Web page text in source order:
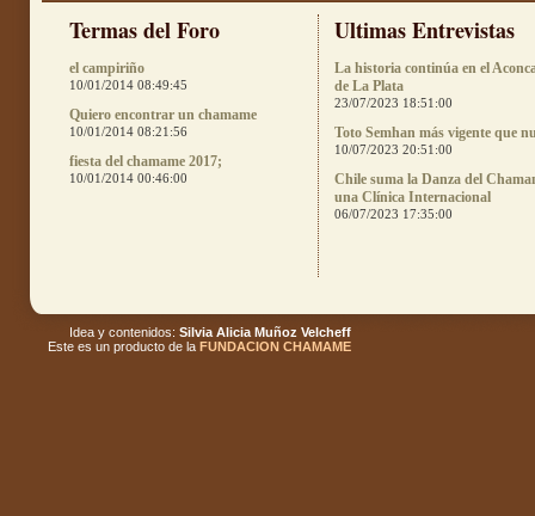
Termas del Foro
el campiriño
10/01/2014 08:49:45
Quiero encontrar un chamame
10/01/2014 08:21:56
fiesta del chamame 2017;
10/01/2014 00:46:00
Ultimas Entrevistas
La historia continúa en el
de La Plata
23/07/2023 18:51:00
Toto Semhan más vigente que
10/07/2023 20:51:00
Chile suma la Danza del
una Clínica Internacional
06/07/2023 17:35:00
Idea y contenidos: Silvia Alicia Muñoz Velcheff
Este es un producto de la FUNDACION CHAMAME